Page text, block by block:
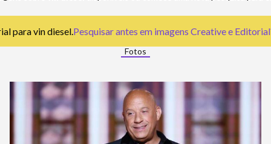
para vin diesel. Pesquisar antes em imagens Creative e Editorial
Fotos